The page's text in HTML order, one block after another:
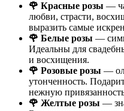
🌹 Красные розы —
любви, страсти,
выразить самые
🌹 Белые розы —
Идеальны для
и восхищения.
🌹 Розовые розы —
утонченность.
нежную
🌹 Желтые розы —